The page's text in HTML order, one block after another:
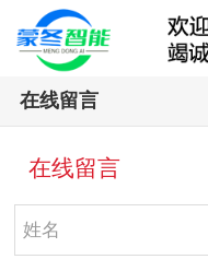
在线留言
在线留言